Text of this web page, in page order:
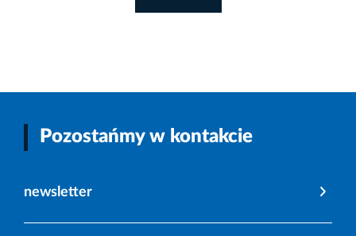
Pozostańmy w kontakcie
newsletter